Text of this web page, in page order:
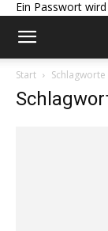
Ein Passwort
Start Schlagworte